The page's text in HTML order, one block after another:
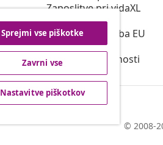
Zaposlitve pri vidaXL
Securitate
Odgovorna oseba EU
Politiko EPR
Izjava o dostopnosti
© 2008-
Sprejmi vse piškotke
Zavrni vse
Nastavitve piškotkov